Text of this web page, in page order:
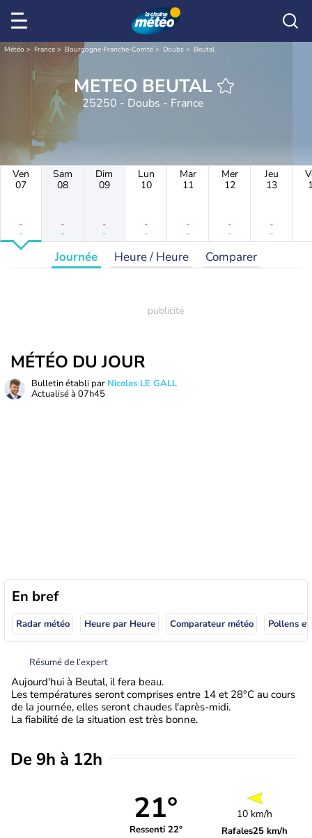
Météo France Bourgogne-Franche-Comté Doubs Beutal
METEO BEUTAL
25250 - Doubs - France
Ven
07
-
-
Sam
08
-
-
Dim
09
-
-
Lun
10
-
-
Mar
11
-
-
Mer
12
-
-
Jeu
13
-
-
Journée Heure / Heure Comparer
MÉTÉO DU JOUR
Bulletin établi par Nicolas LE GALL
Actualisé à 07h45
En bref
Radar météo Heure par Heure Comparateur météo Pollens
Résumé de l’expert
Aujourd'hui à Beutal, il fera beau.
Les températures seront comprises entre 14 et 28°C au cours
de la journée, elles seront chaudes l'après-midi.
La fiabilité de la situation est très bonne.
De 9h à 12h
21°
Ressenti 22°
10 km/h
Rafales25 km/h